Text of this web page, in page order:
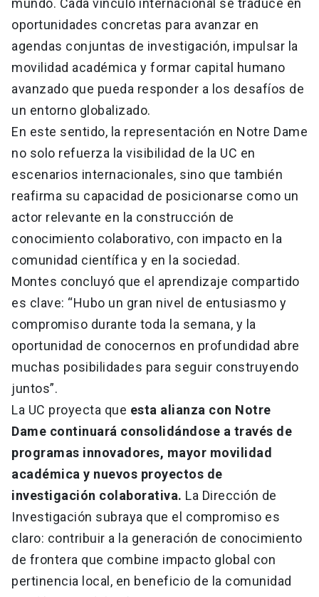
mundo. Cada vínculo internacional se traduce en
oportunidades concretas para avanzar en
agendas conjuntas de investigación, impulsar la
movilidad académica y formar capital humano
avanzado que pueda responder a los desafíos de
un entorno globalizado.
En este sentido, la representación en Notre Dame
no solo refuerza la visibilidad de la UC en
escenarios internacionales, sino que también
reafirma su capacidad de posicionarse como un
actor relevante en la construcción de
conocimiento colaborativo, con impacto en la
comunidad científica y en la sociedad.
Montes concluyó que el aprendizaje compartido
es clave: “Hubo un gran nivel de entusiasmo y
compromiso durante toda la semana, y la
oportunidad de conocernos en profundidad abre
muchas posibilidades para seguir construyendo
juntos”.
La UC proyecta que esta alianza con Notre
Dame continuará consolidándose a través de
programas innovadores, mayor movilidad
académica y nuevos proyectos de
investigación colaborativa. La Dirección de
Investigación subraya que el compromiso es
claro: contribuir a la generación de conocimiento
de frontera que combine impacto global con
pertinencia local, en beneficio de la comunidad